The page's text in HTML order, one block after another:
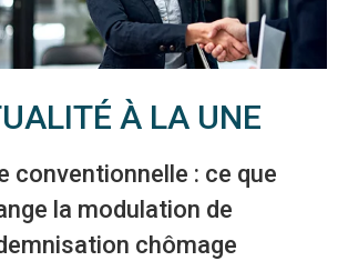
À LA UNE
conventionnelle : ce que
la modulation de
chômage